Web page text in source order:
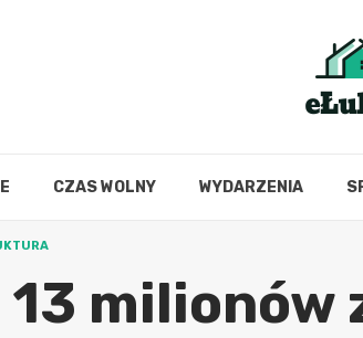
CZAS WOLNY WYDARZENIA
milionów